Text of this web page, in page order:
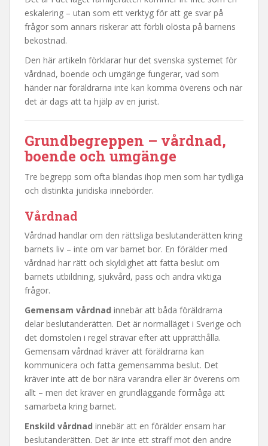
eskalering – utan som ett verktyg för att ge svar på
frågor som annars riskerar att förbli olösta på barnens
bekostnad.
Den här artikeln förklarar hur det svenska systemet för
vårdnad, boende och umgänge fungerar, vad som
händer när föräldrarna inte kan komma överens och när
det är dags att ta hjälp av en jurist.
Grundbegreppen – vårdnad,
boende och umgänge
Tre begrepp som ofta blandas ihop men som har tydliga
och distinkta juridiska innebörder.
Vårdnad
Vårdnad handlar om den rättsliga beslutanderätten kring
barnets liv – inte om var barnet bor. En förälder med
vårdnad har rätt och skyldighet att fatta beslut om
barnets utbildning, sjukvård, pass och andra viktiga
frågor.
Gemensam vårdnad innebär att båda föräldrarna
delar beslutanderätten. Det är normalläget i Sverige och
det domstolen i regel strävar efter att upprätthålla.
Gemensam vårdnad kräver att föräldrarna kan
kommunicera och fatta gemensamma beslut. Det
kräver inte att de bor nära varandra eller är överens om
allt – men det kräver en grundläggande förmåga att
samarbeta kring barnet.
Enskild vårdnad innebär att en förälder ensam har
beslutanderätten. Det är inte ett straff mot den andre